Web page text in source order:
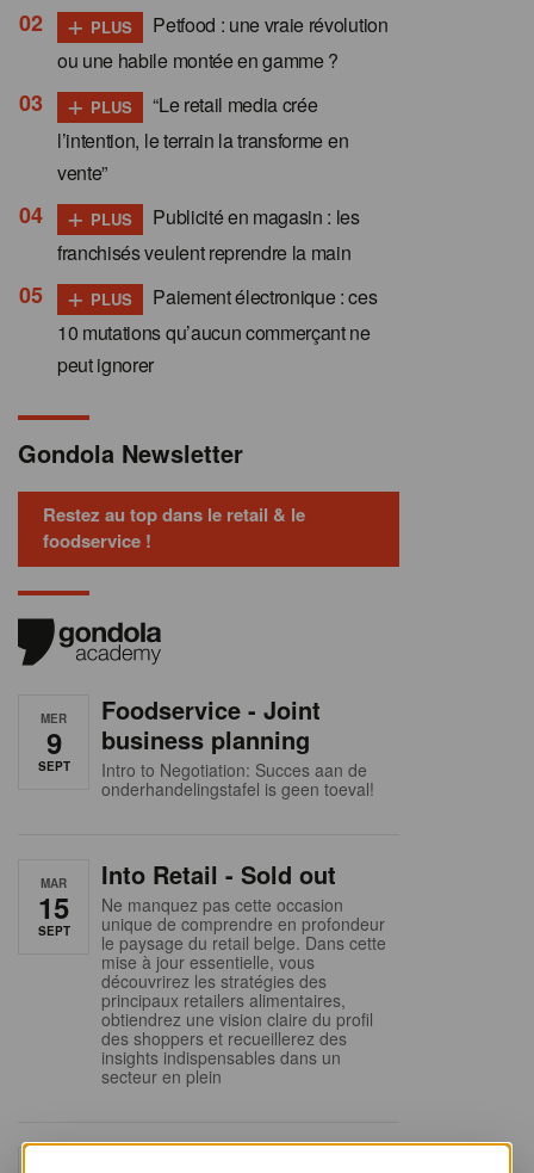
+ PLUS
Petfood : une vraie révolution
ou une habile montée en gamme ?
+ PLUS
“Le retail media crée
l’intention, le terrain la transforme en
vente”
+ PLUS
Publicité en magasin : les
franchisés veulent reprendre la main
+ PLUS
Paiement électronique : ces
10 mutations qu’aucun commerçant ne
peut ignorer
Gondola Newsletter
Restez au top dans le retail & le
foodservice !
MER
9
SEPT
Foodservice - Joint
business planning
Intro to Negotiation: Succes aan de
onderhandelingstafel is geen toeval!
MAR
15
SEPT
Into Retail - Sold out
Ne manquez pas cette occasion
unique de comprendre en profondeur
le paysage du retail belge. Dans cette
mise à jour essentielle, vous
découvrirez les stratégies des
principaux retailers alimentaires,
obtiendrez une vision claire du profil
des shoppers et recueillerez des
insights indispensables dans un
secteur en plein